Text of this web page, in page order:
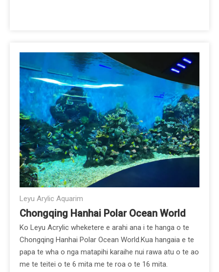
Leyu Arylic Aquarim
Chongqing Hanhai Polar Ocean World
Ko Leyu Acrylic wheketere e arahi ana i te hanga o te
Chongqing Hanhai Polar Ocean World.Kua hangaia e te
papa te wha o nga matapihi karaihe nui rawa atu o te ao
me te teitei o te 6 mita me te roa o te 16 mita.